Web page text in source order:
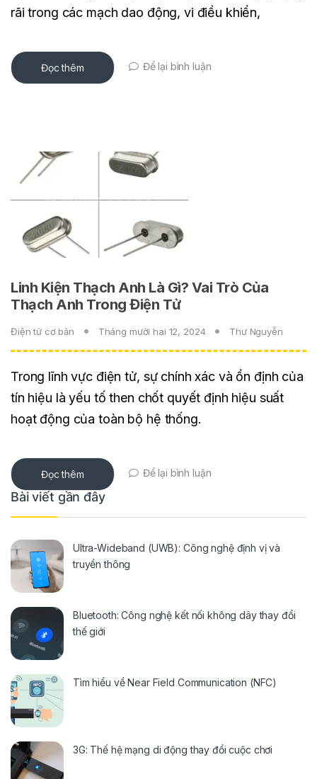
rãi trong các mạch dao động, vi điều khiển,
Đọc thêm Để lại bình luận
Linh Kiện Thạch Anh Là Gì? Vai Trò Của
Thạch Anh Trong Điện Tử
Điện tử cơ bản Tháng mười hai 12, 2024 Thư Nguyễn
Trong lĩnh vực điện tử, sự chính xác và ổn định của
tín hiệu là yếu tố then chốt quyết định hiệu suất
hoạt động của toàn bộ hệ thống.
Đọc thêm Để lại bình luận
Bài viết gần đây
Ultra-Wideband (UWB): Công nghệ định vị và
truyền thông
Bluetooth: Công nghệ kết nối không dây thay đổi
thế giới
Tìm hiểu về Near Field Communication (NFC)
3G: Thế hệ mạng di động thay đổi cuộc chơi